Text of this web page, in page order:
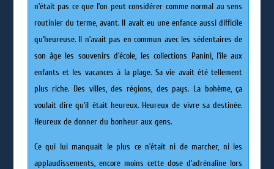
n’était pas ce que l’on peut considérer comme normal au sens
routinier du terme, avant. Il avait eu une enfance aussi difficile
qu’heureuse. Il n’avait pas en commun avec les sédentaires de
son âge les souvenirs d’école, les collections Panini, l’île aux
enfants et les vacances à la plage. Sa vie avait été tellement
plus riche. Des villes, des régions, des pays. La bohème, ça
voulait dire qu’il était heureux. Heureux de vivre sa destinée.
Heureux de donner du bonheur aux gens.
Ce qui lui manquait le plus ce n’était ni de marcher, ni les
applaudissements, encore moins cette dose d’adrénaline lors